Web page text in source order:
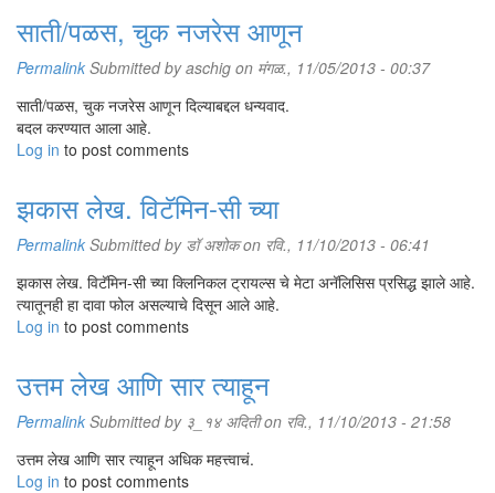
साती/पळस, चुक नजरेस आणून
Permalink Submitted byaschig on मंगळ., 11/05/2013 - 00:37
साती/पळस, चुक नजरेस आणून दिल्याबद्दल धन्यवाद.
बदल करण्यात आला आहे.
Log in to post comments
झकास लेख. विटॅमिन-सी च्या
Permalink Submitted by डॉ अशोकon रवि., 11/10/2013 - 06:41
झकास लेख. विटॅमिन-सी च्या क्लिनिकल ट्रायल्स चे मेटा अनॅलिसिस प्रसिद्ध झाले आहे.
त्यातूनही हा दावा फोल असल्याचे दिसून आले आहे.
Log in to post comments
उत्तम लेख आणि सार त्याहून
Permalink Submitted by ३_१४ अदितीon रवि., 11/10/2013 - 21:58
उत्तम लेख आणि सार त्याहून अधिक महत्त्वाचं.
Log in to post comments